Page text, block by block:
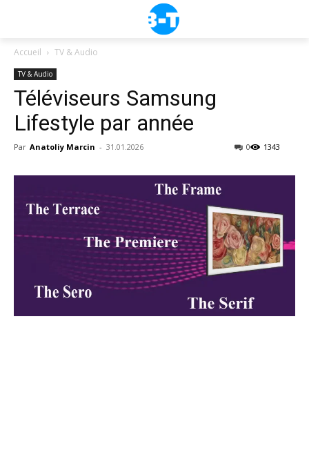
Accueil TV & Audio
TV & Audio
Téléviseurs Samsung
Lifestyle par année
Par Anatoliy Marcin - 31.01.2026 1343
0